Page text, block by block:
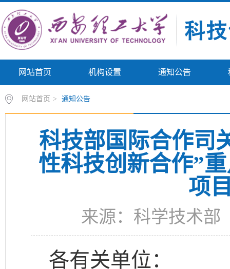
网站首页 机构设置 通知公告
网站首页 > 通知公告
科技部国际合作司
性科技创新合作”
项
来源：科学技术
各有关单位：